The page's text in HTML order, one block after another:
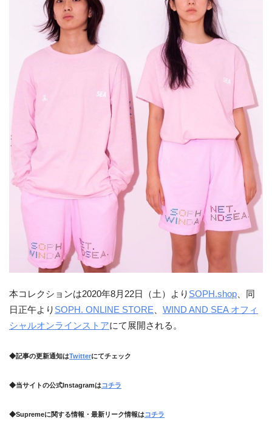
本コレクションは2020年8月22日（土）より SOPH.shop、同
日正午より SOPH. ONLINE STORE、 WIND AND SEA オフィ
シャルオンラインストアにて展開される。
◆記事の更新通知はTwitterにてチェック
◆当サイトの公式Instagramはコチラ
◆Supremeに関する情報・最新リーク情報はコチラ